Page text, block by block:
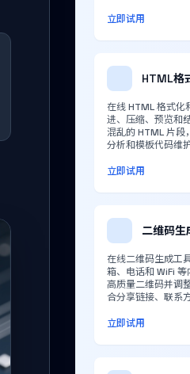
立即试用
HTML格
在线 HTML 格式化
进、压缩、预览和
混乱的 HTML 片段
分析和模板代码维
立即试用
二维码生
在线二维码生成工
箱、电话和 WiFi
高质量二维码并调
合分享链接、联系
立即试用